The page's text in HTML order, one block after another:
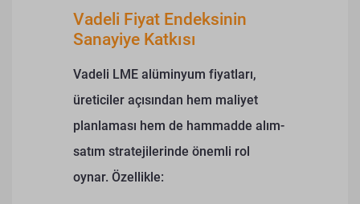
Vadeli Fiyat Endeksinin
Sanayiye Katkısı
Vadeli LME alüminyum fiyatları,
üreticiler açısından hem maliyet
planlaması hem de hammadde alım-
satım stratejilerinde önemli rol
oynar. Özellikle: